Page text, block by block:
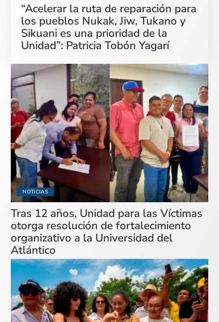
“Acelerar la ruta de reparación para
los pueblos Nukak, Jiw, Tukano y
Sikuani es una prioridad de la
Unidad”: Patricia Tobón Yagarí
NOTICIAS
Tras 12 años, Unidad para las Víctimas
otorga resolución de fortalecimiento
organizativo a la Universidad del
Atlántico